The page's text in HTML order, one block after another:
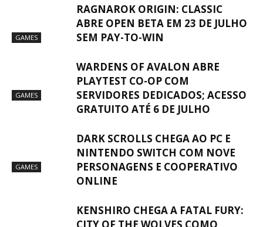
GAMES
RAGNAROK ORIGIN: CLASSIC
ABRE OPEN BETA EM 23 DE JULHO
SEM PAY-TO-WIN
GAMES
WARDENS OF AVALON ABRE
PLAYTEST CO-OP COM
SERVIDORES DEDICADOS; ACESSO
GRATUITO ATÉ 6 DE JULHO
GAMES
DARK SCROLLS CHEGA AO PC E
NINTENDO SWITCH COM NOVE
PERSONAGENS E COOPERATIVO
ONLINE
KENSHIRO CHEGA A FATAL FURY: